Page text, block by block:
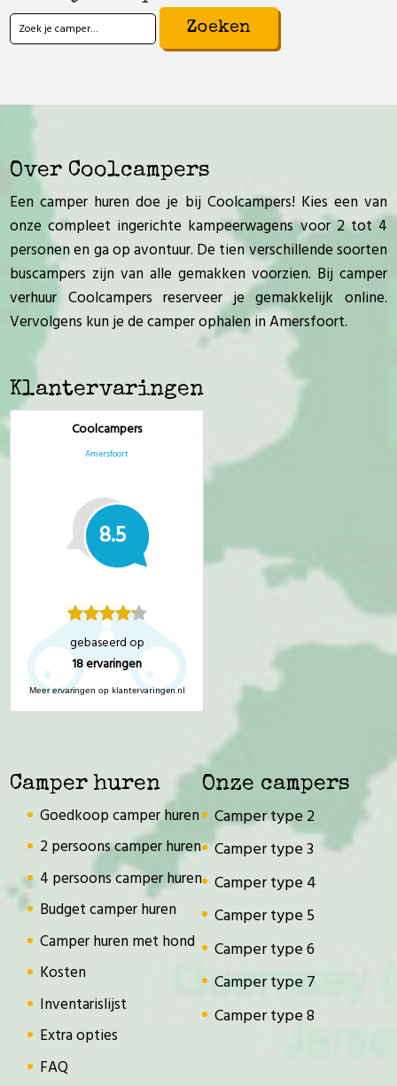
Zoeken
naar:
Over Coolcampers
Een camper huren doe je bij Coolcampers! Kies een van
onze compleet ingerichte kampeerwagens voor 2 tot 4
personen en ga op avontuur. De tien verschillende soorten
buscampers zijn van alle gemakken voorzien. Bij camper
verhuur Coolcampers reserveer je gemakkelijk online.
Vervolgens kun je de camper ophalen in Amersfoort.
Klantervaringen
Coolcampers
Amersfoort
8.5
gebaseerd op
18ervaringen
Meer ervaringen op klantervaringen.nl
Camper huren
Goedkoop camper huren
2 persoons camper huren
4 persoons camper huren
Budget camper huren
Camper huren met hond
Kosten
Inventarislijst
Extra opties
FAQ
Onze campers
Camper type 2
Camper type 3
Camper type 4
Camper type 5
Camper type 6
Camper type 7
Camper type 8